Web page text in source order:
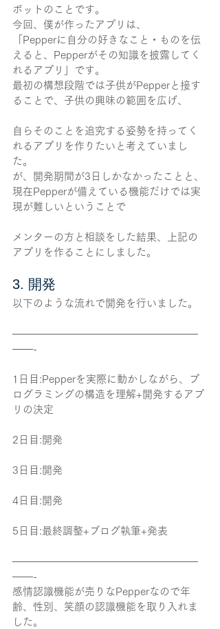
ボットのことです。
今回、僕が作ったアプリは、
「Pepperに自分の好きなこと・ものを伝
えると、Pepperがその知識を披露してく
れるアプリ」です。
最初の構想段階では子供がPepperと接す
ることで、子供の興味の範囲を広げ、
自らそのことを追究する姿勢を持ってく
れるアプリを作りたいと考えていまし
た。
が、開発期間が3日しかなかったことと、
現在Pepperが備えている機能だけでは実
現が難しいということで
メンターの方と相談をした結果、上記の
アプリを作ることにしました。
3. 開発
以下のような流れで開発を行いました。
——————————————————
——-
1日目:Pepperを実際に動かしながら、プ
ログラミングの構造を理解+開発するアプ
リの決定
2日目:開発
3日目:開発
4日目:開発
5日目:最終調整+ブログ執筆+発表
——————————————————
——-
感情認識機能が売りなPepperなので年
齢、性別、笑顔の認識機能を取り入れま
した。